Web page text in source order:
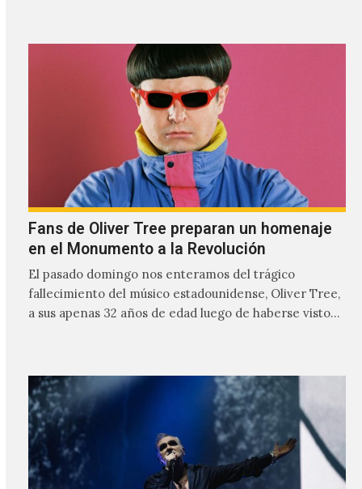
mezcla de post-punk, coldwave y letras
profundamente melancólicas.
Fans de Oliver Tree preparan un homenaje
en el Monumento a la Revolución
El pasado domingo nos enteramos del trágico
fallecimiento del músico estadounidense, Oliver Tree,
a sus apenas 32 años de edad luego de haberse visto